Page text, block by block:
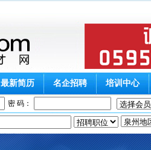
最新简历 名企招聘 培训中心
密 码：